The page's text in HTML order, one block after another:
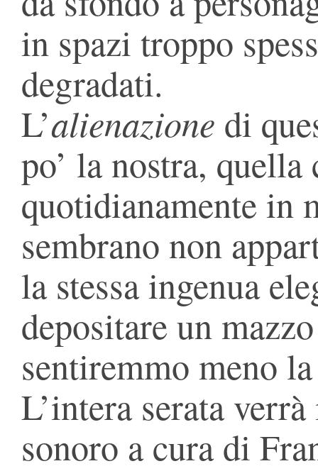
in spazi troppo
degradati.
L’alienazione di
po’ la nostra,
quotidianamente in
sembrano non
la stessa ingenua
depositare un
sentiremmo meno
L’intera serata
sonoro a cura di